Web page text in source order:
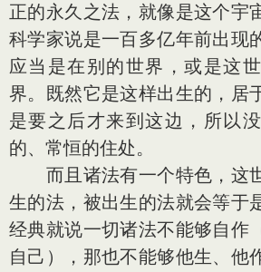
正的永久之法，就像是这个宇
科学家说是一百多亿年前出现
应当是在别的世界，或是这
界。既然它是这样出生的，居
是要之后才来到这边，所以
的、常恒的住处。
而且诸法有一个特色，这
生的法，被出生的法就会等于
经典就说一切诸法不能够自作
自己），那也不能够他生、他